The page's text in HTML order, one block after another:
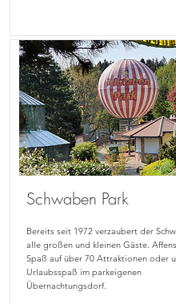
Schwaben Park
Bereits seit 1972 verzaubert der
alle großen und kleinen Gäste.
Spaß auf über 70 Attraktionen oder
Urlaubsspaß im parkeigenen
Übernachtungsdorf.